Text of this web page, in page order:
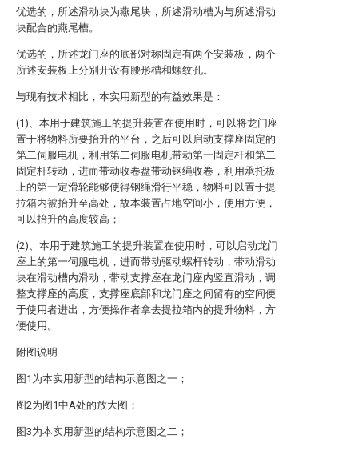
优选的，所述滑动块为燕尾块，所述滑动槽为与所述滑动
块配合的燕尾槽。
优选的，所述龙门座的底部对称固定有两个安装板，两个
所述安装板上分别开设有腰形槽和螺纹孔。
与现有技术相比，本实用新型的有益效果是：
(1)、本用于建筑施工的提升装置在使用时，可以将龙门座
置于将物料所要抬升的平台，之后可以启动支撑座固定的
第二伺服电机，利用第二伺服电机带动第一固定杆和第二
固定杆转动，进而带动收卷盘带动钢绳收卷，利用承托板
上的第一定滑轮能够使得钢绳滑行平稳，物料可以置于提
拉箱内被抬升至高处，故本装置占地空间小，使用方便，
可以抬升的高度较高；
(2)、本用于建筑施工的提升装置在使用时，可以启动龙门
座上的第一伺服电机，进而带动驱动螺杆转动，带动滑动
块在滑动槽内滑动，带动支撑座在龙门座内竖直滑动，调
整支撑座的高度，支撑座底部和龙门座之间留有的空间便
于使用者进出，方便操作者拿去提拉箱内的提升物料，方
便使用。
附图说明
图1为本实用新型的结构示意图之一；
图2为图1中A处的放大图；
图3为本实用新型的结构示意图之二；